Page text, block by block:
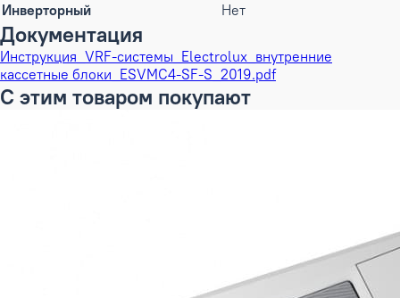
Инверторный
Нет
Документация
Инструкция_VRF-системы_Electrolux_внутренние
кассетные блоки_ESVMC4-SF-S_2019.pdf
С этим товаром покупают